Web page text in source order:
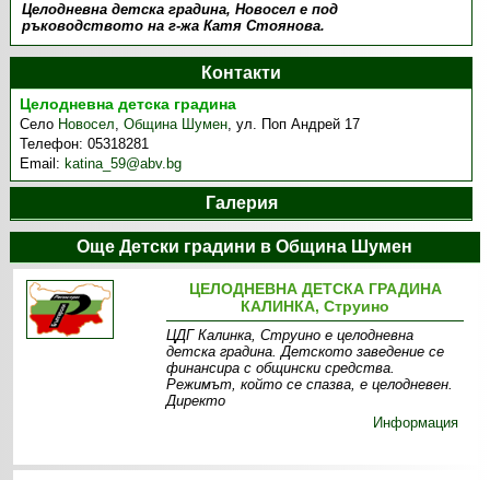
Целодневна детска градина, Новосел е под
ръководството на г-жа Катя Стоянова.
Контакти
Целодневна детска градина
Село Новосел,Община Шумен,ул. Поп Андрей 17
Телефон:05318281
Email: katina_59@abv.bg
Галерия
Още Детски градини в Община Шумен
ЦЕЛОДНЕВНА ДЕТСКА ГРАДИНА
КАЛИНКА, Струино
ЦДГ Калинка, Струино е целодневна
детска градина. Детското заведение се
финансира с общински средства.
Режимът, който се спазва, е целодневен.
Директо
Информация